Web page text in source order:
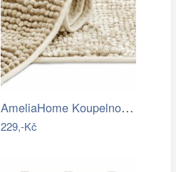
AmeliaHome Koupelnová předložka Bati…
229,-Kč